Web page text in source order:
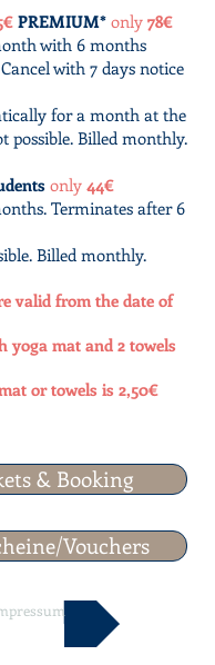
& Booking
PREMIUM* only 78€
with 6 months
Cancel with 7 days notice
for a month at the
possible. Billed monthly.
only 44€
Terminates after 6
Billed monthly.
valid from the date of
yoga mat and 2 towels
or towels is 2,50€
Vouchers